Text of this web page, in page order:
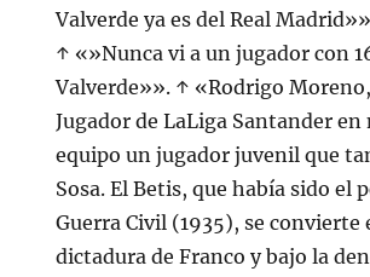
Valverde ya es del Real
↑ «»Nunca vi a un jugador con
Valverde»». ↑ «Rodrigo
Jugador de LaLiga Santander
equipo un jugador juvenil que
Sosa. El Betis, que había sido el
Guerra Civil (1935), se
dictadura de Franco y bajo la